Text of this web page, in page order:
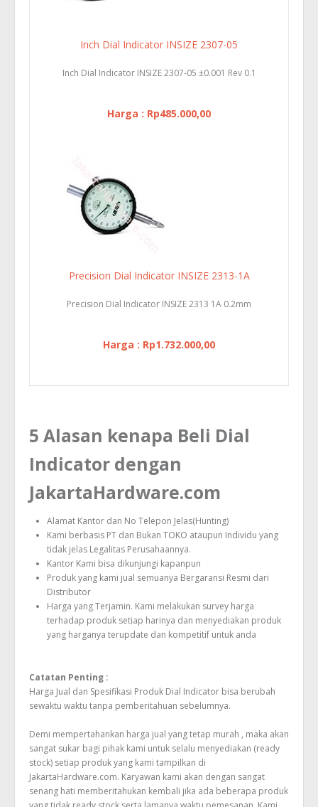
Inch Dial Indicator INSIZE 2307-05
Inch Dial Indicator INSIZE 2307-05 ±0.001 Rev 0.1
Harga : Rp485.000,00
Precision Dial Indicator INSIZE 2313-1A
Precision Dial Indicator INSIZE 2313 1A 0.2mm
Harga : Rp1.732.000,00
5 Alasan kenapa Beli Dial
Indicator dengan
JakartaHardware.com
Alamat Kantor dan No Telepon Jelas(Hunting)
Kami berbasis PT dan Bukan TOKO ataupun Individu yang
tidak jelas Legalitas Perusahaannya.
Kantor Kami bisa dikunjungi kapanpun
Produk yang kami jual semuanya Bergaransi Resmi dari
Distributor
Harga yang Terjamin. Kami melakukan survey harga
terhadap produk setiap harinya dan menyediakan produk
yang harganya terupdate dan kompetitif untuk anda
Catatan Penting :
Harga Jual dan Spesifikasi Produk Dial Indicator bisa berubah
sewaktu waktu tanpa pemberitahuan sebelumnya.
Demi mempertahankan harga jual yang tetap murah , maka akan
sangat sukar bagi pihak kami untuk selalu menyediakan (ready
stock) setiap produk yang kami tampilkan di
JakartaHardware.com. Karyawan kami akan dengan sangat
senang hati memberitahukan kembali jika ada beberapa produk